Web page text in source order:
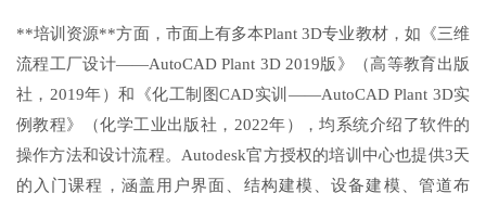
**培训资源**方面，市面上有多本Plant 3D专业教材，如《三维
流程工厂设计——AutoCAD Plant 3D 2019版》（高等教育出版
社，2019年）和《化工制图CAD实训——AutoCAD Plant 3D实
例教程》（化学工业出版社，2022年），均系统介绍了软件的
操作方法和设计流程。Autodesk官方授权的培训中心也提供3天
的入门课程，涵盖用户界面、结构建模、设备建模、管道布